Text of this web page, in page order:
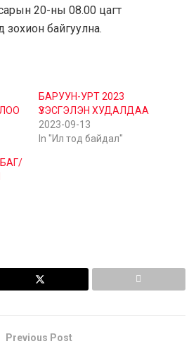
20-ны 08.00 цагт
зохион байгуулна.
БАРУУН-УРТ 2023
ҮЗЭСГЭЛЭН ХУДАЛДАА
2023-09-13
In "Ил тод байдал"
Previous Post